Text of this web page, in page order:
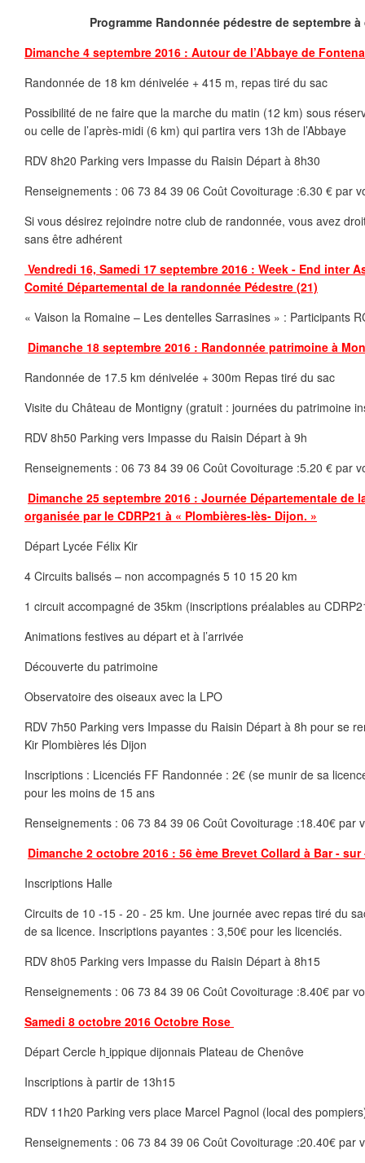
Programme Randonnée pédestre de septembre à
Dimanche 4 septembre 2016 : Autour de l’Abbaye de
Randonnée de 18 km dénivelée + 415 m, repas tiré du sac
Possibilité de ne faire que la marche du matin (12 km) sous
ou celle de l’après-midi (6 km) qui partira vers 13h de l’Abbaye
RDV 8h20 Parking vers Impasse du Raisin Départ à 8h30
Renseignements : 06 73 84 39 06 Coût Covoiturage :6.30 € par
Si vous désirez rejoindre notre club de randonnée, vous avez
sans être adhérent
Vendredi 16, Samedi 17 septembre 2016 : Week - End inter
Comité Départemental de la randonnée Pédestre (21)
« Vaison la Romaine – Les dentelles Sarrasines » : Participants
Dimanche 18 septembre 2016 : Randonnée patrimoine à
Randonnée de 17.5 km dénivelée + 300m Repas tiré du sac
Visite du Château de Montigny (gratuit : journées du patrimoine
RDV 8h50 Parking vers Impasse du Raisin Départ à 9h
Renseignements : 06 73 84 39 06 Coût Covoiturage :5.20 € par
Dimanche 25 septembre 2016 : Journée Départementale de
organisée par le CDRP21 à « Plombières-lès- Dijon. »
Départ Lycée Félix Kir
4 Circuits balisés – non accompagnés 5 10 15 20 km
1 circuit accompagné de 35km (inscriptions préalables au
Animations festives au départ et à l’arrivée
Découverte du patrimoine
Observatoire des oiseaux avec la LPO
RDV 7h50 Parking vers Impasse du Raisin Départ à 8h pour se
Kir Plombières lés Dijon
Inscriptions : Licenciés FF Randonnée : 2€ (se munir de sa
pour les moins de 15 ans
Renseignements : 06 73 84 39 06 Coût Covoiturage :18.40€ par
Dimanche 2 octobre 2016 : 56 ème Brevet Collard à Bar -
Inscriptions Halle
Circuits de 10 -15 - 20 - 25 km. Une journée avec repas tiré du
de sa licence. Inscriptions payantes : 3,50€ pour les licenciés.
RDV 8h05 Parking vers Impasse du Raisin Départ à 8h15
Renseignements : 06 73 84 39 06 Coût Covoiturage :8.40€ par
Samedi 8 octobre 2016 Octobre Rose
Départ Cercle h ippique dijonnais Plateau de Chenôve
Inscriptions à partir de 13h15
RDV 11h20 Parking vers place Marcel Pagnol (local des
Renseignements : 06 73 84 39 06 Coût Covoiturage :20.40€ par